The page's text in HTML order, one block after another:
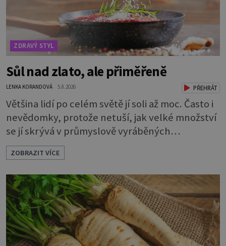
ZDRAVÝ STYL
Sůl nad zlato, ale přiměřeně
LENKA KORANDOVÁ 5.8.2026 PŘEHRÁT
Většina lidí po celém světě jí soli až moc. Často i
nevědomky, protože netuší, jak velké množství
se jí skrývá v průmyslově vyráběných
potravinách, dokonce i těch sladkých. Sůl je
zdravá Ale v ani ne třetinovém množství, než je
pro většinu populace běžné. Její základní
složky– sodík a chlór – jsou zásadní pro správné
hospodaření organismu s tekutinami. Pomáhají
totiž udrž
ZOBRAZIT VÍCE